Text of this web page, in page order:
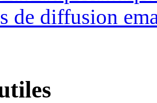
de diffusion